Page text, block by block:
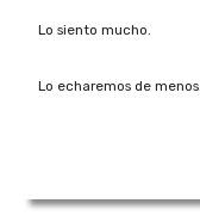
Lo siento mucho.
Lo echaremos de menos.